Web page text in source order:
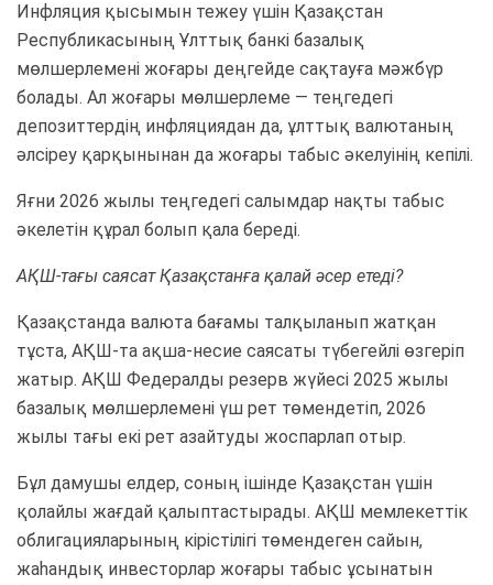
Инфляция қысымын тежеу үшін Қазақстан
Республикасының Ұлттық банкі базалық
мөлшерлемені жоғары деңгейде сақтауға мәжбүр
болады. Ал жоғары мөлшерлеме — теңгедегі
депозиттердің инфляциядан да, ұлттық валютаның
әлсіреу қарқынынан да жоғары табыс әкелуінің кепілі.
Яғни 2026 жылы теңгедегі салымдар нақты табыс
әкелетін құрал болып қала береді.
АҚШ-тағы саясат Қазақстанға қалай әсер етеді?
Қазақстанда валюта бағамы талқыланып жатқан
тұста, АҚШ-та ақша-несие саясаты түбегейлі өзгеріп
жатыр. АҚШ Федералды резерв жүйесі 2025 жылы
базалық мөлшерлемені үш рет төмендетіп, 2026
жылы тағы екі рет азайтуды жоспарлап отыр.
Бұл дамушы елдер, соның ішінде Қазақстан үшін
қолайлы жағдай қалыптастырады. АҚШ мемлекеттік
облигацияларының кірістілігі төмендеген сайын,
жаһандық инвесторлар жоғары табыс ұсынатын